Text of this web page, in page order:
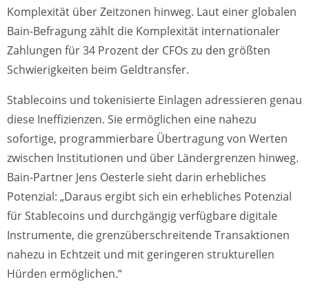
Komplexität über Zeitzonen hinweg. Laut einer globalen
Bain-Befragung zählt die Komplexität internationaler
Zahlungen für 34 Prozent der CFOs zu den größten
Schwierigkeiten beim Geldtransfer.
Stablecoins und tokenisierte Einlagen adressieren genau
diese Ineffizienzen. Sie ermöglichen eine nahezu
sofortige, programmierbare Übertragung von Werten
zwischen Institutionen und über Ländergrenzen hinweg.
Bain-Partner Jens Oesterle sieht darin erhebliches
Potenzial: „Daraus ergibt sich ein erhebliches Potenzial
für Stablecoins und durchgängig verfügbare digitale
Instrumente, die grenzüberschreitende Transaktionen
nahezu in Echtzeit und mit geringeren strukturellen
Hürden ermöglichen.“